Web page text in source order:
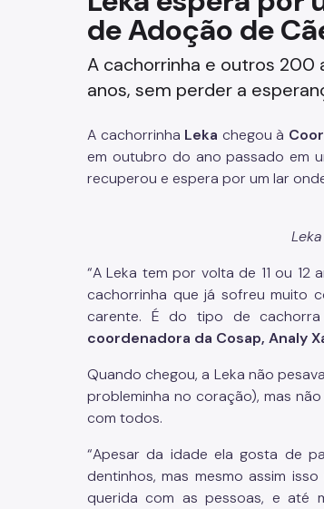
Fazenda
Funerários e
Rua e Bairro
Trabalho
de Adoção de
A cachorrinha e outros 200
anos, sem perder a
A cachorrinha Leka chegou à
em outubro do ano passado em
recuperou e espera por um lar
“A Leka tem por volta de 11 ou
cachorrinha que já sofreu muito
carente. É do tipo de
coordenadora da Cosap, Analy
Quando chegou, a Leka não
probleminha no coração), mas
com todos.
“Apesar da idade ela gosta de
dentinhos, mas mesmo assim
querida com as pessoas, e até